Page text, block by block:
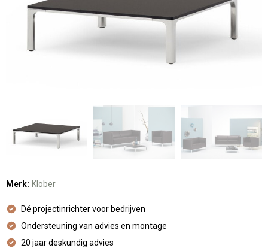
Merk: Klober
Dé projectinrichter voor bedrijven
Ondersteuning van advies en montage
20 jaar deskundig advies